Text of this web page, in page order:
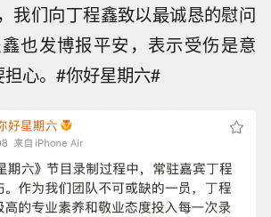
我们向丁程鑫致以最诚恳的慰问
也发博报平安，表示受伤是意
心。#你好星期六#